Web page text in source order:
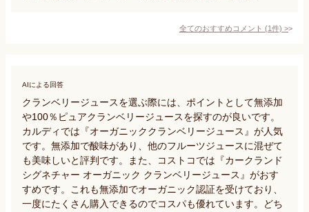
全てのおすすめコメント (1件) >
AIによる回答
クランベリージュースを選ぶ際には、ポイントとして無添加
や100％ピュアクランベリージュースを探すのが良いです。
カルディでは『オーガニッククランベリージュース』が人気
です。無添加で酸味があり、他のフルーツジュースに混ぜて
も美味しいと評判です。また、コストコでは『カークランド
シグネチャー オーガニック クランベリージュース』がおす
すめです。これも無添加でオーガニック認証を受けており、
一度にたくさん購入できるのでコスパも優れています。どち